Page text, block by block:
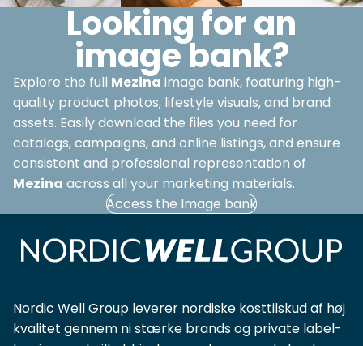
Looking for an
image bank?
Explore the full Mezina image bank, featuring high-
quality product photos, lifestyle visuals, and brand
assets. Easily download the files you need for
catalogs, campaigns, and online listings, and ensure
consistent and professional representation of
Mezina across all your marketing materials.
Access the Image bank
Nordic Well Group leverer nordiske kosttilskud af høj
kvalitet gennem ni stærke brands og private label-